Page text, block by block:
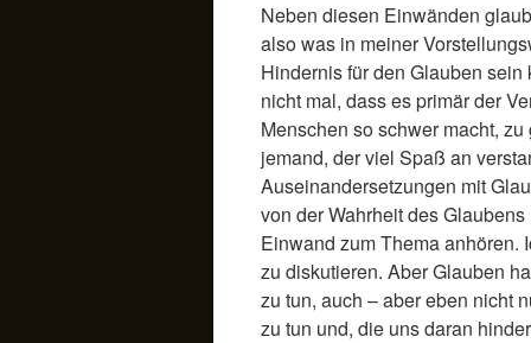
Neben diesen Einwänden
also was in meiner
Hindernis für den Glauben
nicht mal, dass es primär der
Menschen so schwer macht,
jemand, der viel Spaß an
Auseinandersetzungen mit
von der Wahrheit des
Einwand zum Thema anhören.
zu diskutieren. Aber Glauben
zu tun, auch – aber eben nicht
zu tun und, die uns daran